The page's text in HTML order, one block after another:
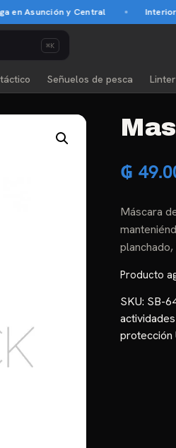
Asunción y Central Interior del
⌘K
Señuelos de pesca
₲
Máscara
Producto
SKU: SB-
protección